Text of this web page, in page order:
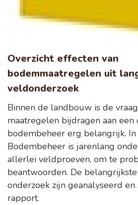
Overzicht effecten van
bodemmaatregelen uit
veldonderzoek
Binnen de landbouw is de
maatregelen bijdragen aan een
bodembeheer erg belangrijk.
Bodembeheer is jarenlang
allerlei veldproeven, om te
beantwoorden. De
onderzoek zijn geanalyseerd
rapport.